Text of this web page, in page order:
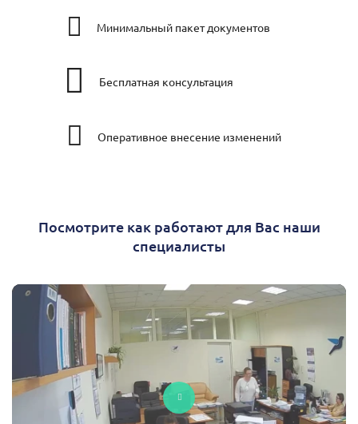
Минимальный пакет документов
Бесплатная консультация
Оперативное внесение изменений
Посмотрите как работают для Вас наши
специалисты